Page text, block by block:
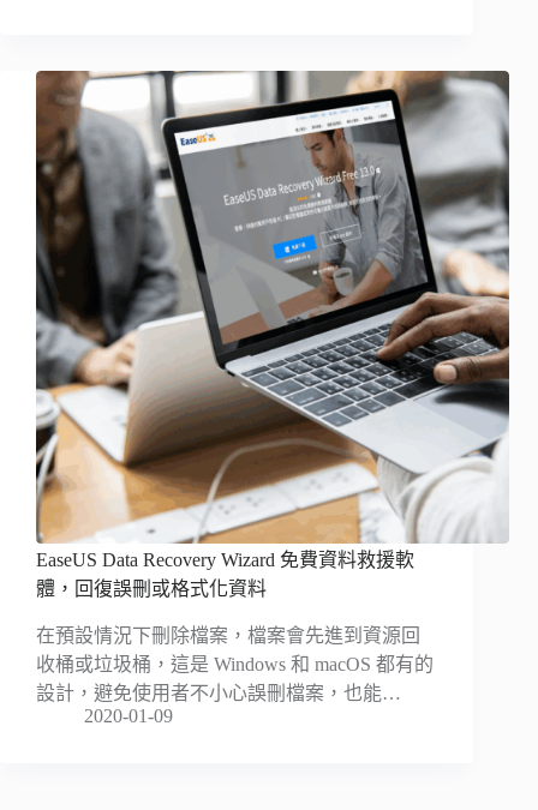
EaseUS Data Recovery Wizard 免費資料救援軟
體，回復誤刪或格式化資料
在預設情況下刪除檔案，檔案會先進到資源回
收桶或垃圾桶，這是 Windows 和 macOS 都有的
設計，避免使用者不小心誤刪檔案，也能…
2020-01-09